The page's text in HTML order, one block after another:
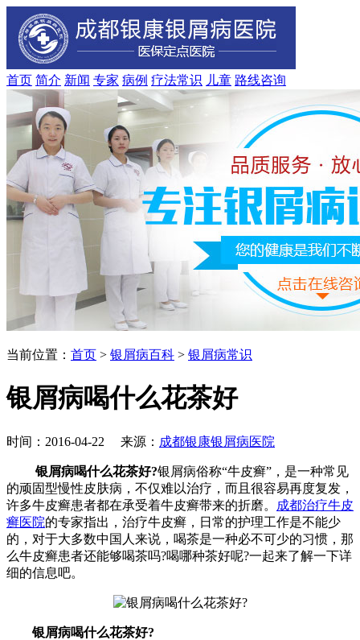
首页 简介 新闻 专家 病例 疗法常识 儿童 路线咨询
当前位置： 首页 > 银屑病百科 > 银屑病常识
银屑病喝什么花茶好
时间：2016-04-22 来源： 成都银康银屑病医院
银屑病喝什么花茶好?银屑病俗称“牛皮癣”，是一种常见
的顽固型慢性皮肤病，不仅难以治疗，而且很容易再度复发，
许多牛皮癣患者都在承受着牛皮癣带来的折磨。
成都治疗牛皮
癣医院的专家指出，治疗牛皮癣，日常的护理工作是不能少
的，对于大多数中国人来说，喝茶是一种必不可少的习惯，那
么牛皮癣患者还能够喝茶吗?喝哪种茶好呢?一起来了解一下详
细的信息吧。
银屑病喝什么花茶好?